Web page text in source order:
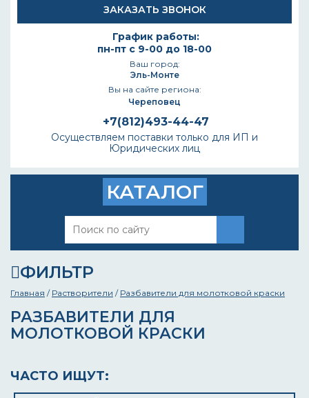
ЗАКАЗАТЬ ЗВОНОК
График работы:
пн-пт с 9-00 до 18-00
Ваш город:
Эль-Монте
Вы на сайте региона:
Череповец
+7(812)493-44-47
Осуществляем поставки только для ИП и
Юридических лиц
КАТАЛОГ
ФИЛЬТР
Главная / Растворители / Разбавители для молотковой краски
РАЗБАВИТЕЛИ ДЛЯ
МОЛОТКОВОЙ КРАСКИ
ЧАСТО ИЩУТ: